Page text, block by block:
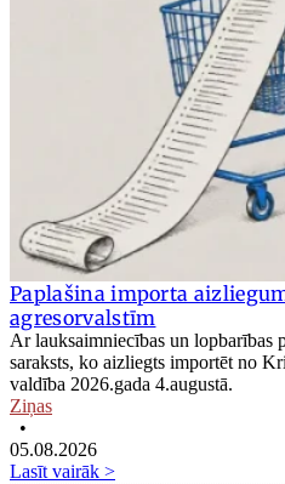
Paplašina importa
agresorvalstīm
Ar lauksaimniecības un lopbarības
saraksts, ko aizliegts importēt no
valdība 2026.gada 4.augustā.
Ziņas
•
05.08.2026
Lasīt vairāk >